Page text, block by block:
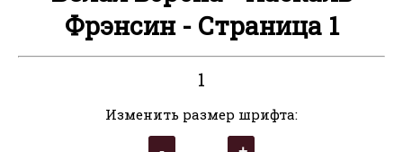
Фрэнсин - Страница 1
1
Изменить размер шрифта: